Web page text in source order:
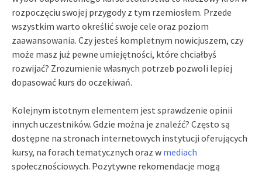
rozpoczęciu swojej przygody z tym rzemiosłem. Przede
wszystkim warto określić swoje cele oraz poziom
zaawansowania. Czy jesteś kompletnym nowicjuszem, czy
może masz już pewne umiejętności, które chciałbyś
rozwijać? Zrozumienie własnych potrzeb pozwoli lepiej
dopasować kurs do oczekiwań.
Kolejnym istotnym elementem jest sprawdzenie opinii
innych uczestników. Gdzie można je znaleźć? Często są
dostępne na stronach internetowych instytucji oferujących
kursy, na forach tematycznych oraz w mediach
społecznościowych. Pozytywne rekomendacje mogą